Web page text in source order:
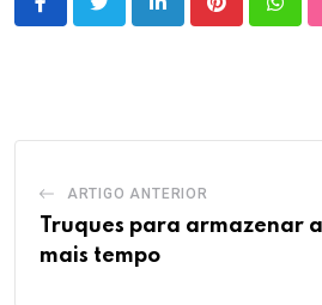
LinkedInPinterest
ARTIGO ANTERIOR
Truques para armazenar
mais tempo